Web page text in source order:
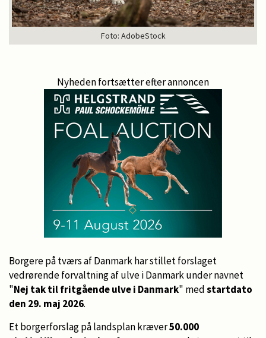
Foto: AdobeStock
Nyheden fortsætter efter annoncen
Borgere på tværs af Danmark har stillet forslaget
vedrørende forvaltning af ulve i Danmark under navnet
"Nej tak til fritgående ulve i Danmark" medstartdato
den 29. maj 2026.
Et borgerforslag på landsplan kræver50.000